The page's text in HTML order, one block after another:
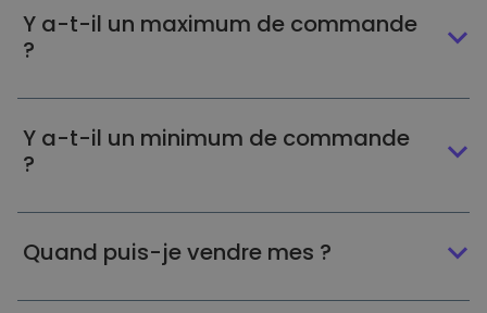
Y a-t-il un maximum de commande
?
Y a-t-il un minimum de commande
?
Quand puis-je vendre mes ?